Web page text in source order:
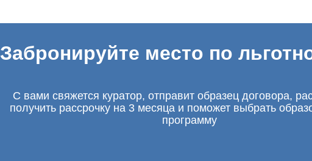
Забронируйте место по
С вами свяжется куратор, отправит образец договора,
получить рассрочку на 3 месяца и поможет выбрать
программу